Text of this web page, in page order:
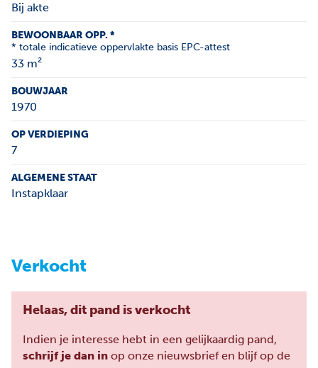
Bij akte
BEWOONBAAR OPP. *
* totale indicatieve oppervlakte basis EPC-attest
33 m²
BOUWJAAR
1970
OP VERDIEPING
7
ALGEMENE STAAT
Instapklaar
Verkocht
Helaas, dit pand is verkocht
Indien je interesse hebt in een gelijkaardig pand,
schrijf je dan in op onze nieuwsbrief en blijf op de